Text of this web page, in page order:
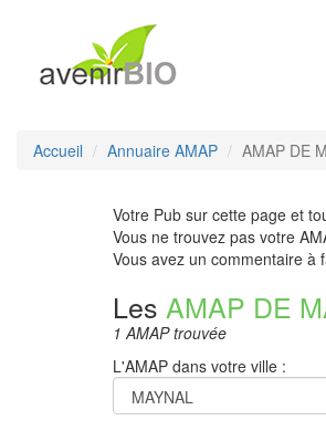
Accueil Annuaire AMAP AMAP DE
Votre Pub sur cette page et
Vous ne trouvez pas votre
Vous avez un commentaire à
Les AMAP DE
1 AMAP trouvée
L'AMAP dans votre ville :